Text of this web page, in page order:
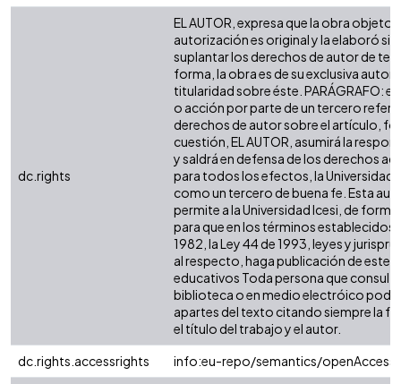
dc.rights
EL AUTOR, expresa que la obra objeto
autorización es original y la elaboró
suplantar los derechos de autor de
forma, la obra es de su exclusiva
titularidad sobre éste. PARÁGRAFO:
o acción por parte de un tercero
derechos de autor sobre el artículo,
cuestión, EL AUTOR, asumirá la
y saldrá en defensa de los derechos
para todos los efectos, la Universidad
como un tercero de buena fe. Esta
permite a la Universidad Icesi, de
para que en los términos establecidos
1982, la Ley 44 de 1993, leyes y
al respecto, haga publicación de este
educativos Toda persona que consulte
biblioteca o en medio electróico
apartes del texto citando siempre la
el título del trabajo y el autor.
dc.rights.accessrights
info:eu-repo/semantics/openAccess